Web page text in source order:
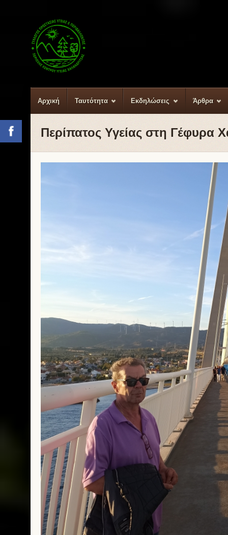
Αρχική Ταυτότητα Εκδηλώσεις Άρθρα
Περίπατος Υγείας στη Γέφυρα
Facebook